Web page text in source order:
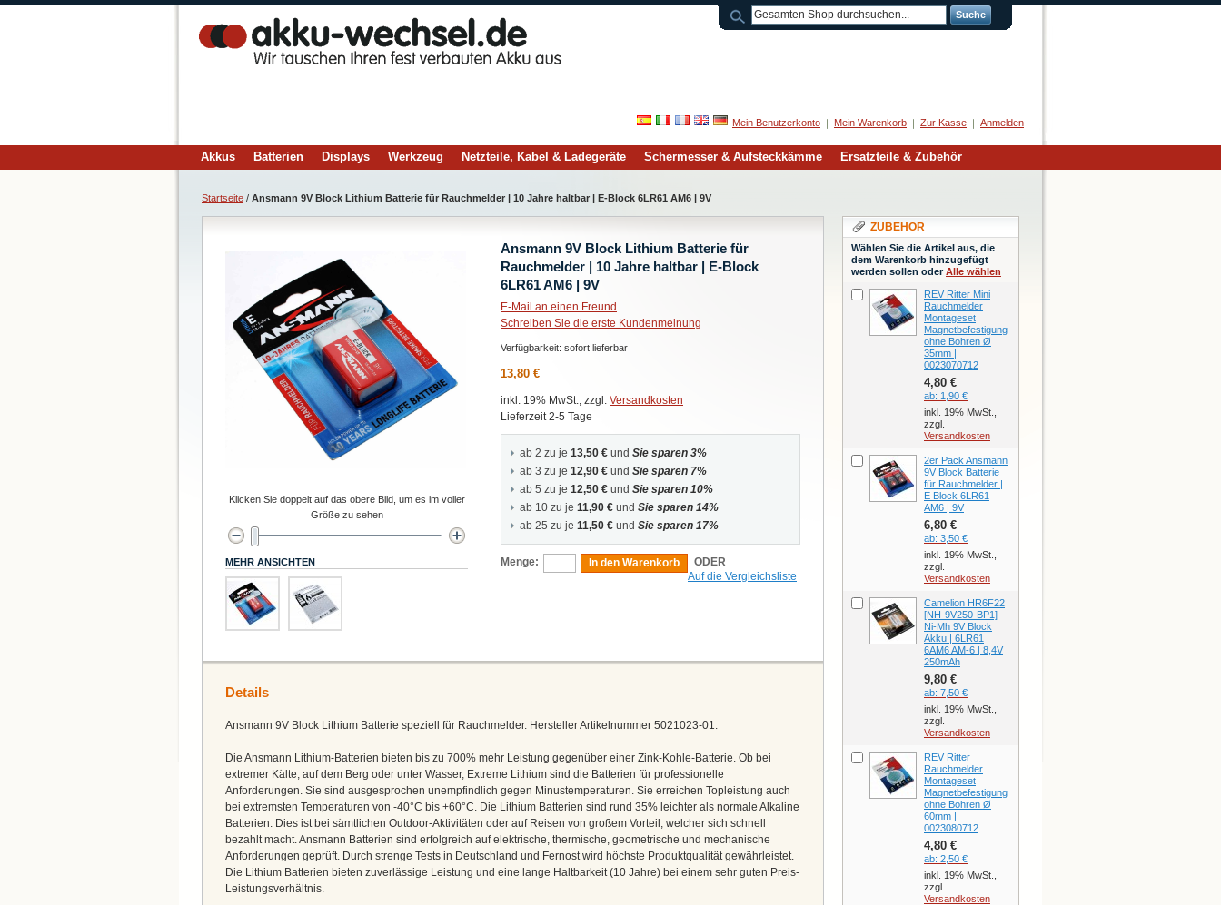
Suche
Mein Benutzerkonto Mein Warenkorb Zur Kasse Anmelden
Akkus Batterien Displays Werkzeug Netzteile, Kabel & Ladegeräte Schermesser & Aufsteckkämme Ersatzteile & Zubehör
Startseite / Ansmann 9V Block Lithium Batterie für Rauchmelder | 10 Jahre haltbar | E-Block 6LR61 AM6 | 9V
Ansmann 9V Block Lithium Batterie für
Rauchmelder | 10 Jahre haltbar | E-Block
6LR61 AM6 | 9V
E-Mail an einen Freund
Schreiben Sie die erste Kundenmeinung
Verfügbarkeit: sofort lieferbar
13,80 €
inkl. 19% MwSt., zzgl. Versandkosten
Lieferzeit 2-5 Tage
ab 2 zu je 13,50 € und Sie sparen 3%
ab 3 zu je 12,90 € und Sie sparen 7%
ab 5 zu je 12,50 € und Sie sparen 10%
ab 10 zu je 11,90 € und Sie sparen 14%
ab 25 zu je 11,50 € und Sie sparen 17%
Menge: In den Warenkorb
ODER
Auf die Vergleichsliste
Klicken Sie doppelt auf das obere Bild, um es im voller
Größe zu sehen
MEHR ANSICHTEN
Details
Ansmann 9V Block Lithium Batterie speziell für Rauchmelder. Hersteller Artikelnummer 5021023-01.
Die Ansmann Lithium-Batterien bieten bis zu 700% mehr Leistung gegenüber einer Zink-Kohle-Batterie. Ob bei
extremer Kälte, auf dem Berg oder unter Wasser, Extreme Lithium sind die Batterien für professionelle
Anforderungen. Sie sind ausgesprochen unempfindlich gegen Minustemperaturen. Sie erreichen Topleistung auch
bei extremsten Temperaturen von -40°C bis +60°C. Die Lithium Batterien sind rund 35% leichter als normale Alkaline
Batterien. Dies ist bei sämtlichen Outdoor-Aktivitäten oder auf Reisen von großem Vorteil, welcher sich schnell
bezahlt macht. Ansmann Batterien sind erfolgreich auf elektrische, thermische, geometrische und mechanische
Anforderungen geprüft. Durch strenge Tests in Deutschland und Fernost wird höchste Produktqualität gewährleistet.
Die Lithium Batterien bieten zuverlässige Leistung und eine lange Haltbarkeit (10 Jahre) bei einem sehr guten Preis-
Leistungsverhältnis.
ZUBEHÖR
Wählen Sie die Artikel aus, die
dem Warenkorb hinzugefügt
werden sollen oderAlle wählen
REV Ritter Mini
Rauchmelder
Montageset
Magnetbefestigung
ohne Bohren Ø
35mm |
0023070712
4,80 €
ab: 1,90 €
inkl. 19% MwSt.,
zzgl.
Versandkosten
2er Pack Ansmann
9V Block Batterie
für Rauchmelder |
E Block 6LR61
AM6 | 9V
6,80 €
ab: 3,50 €
inkl. 19% MwSt.,
zzgl.
Versandkosten
Camelion HR6F22
[NH-9V250-BP1]
Ni-Mh 9V Block
Akku | 6LR61
6AM6 AM-6 | 8,4V
250mAh
9,80 €
ab: 7,50 €
inkl. 19% MwSt.,
zzgl.
Versandkosten
REV Ritter
Rauchmelder
Montageset
Magnetbefestigung
ohne Bohren Ø
60mm |
0023080712
4,80 €
ab: 2,50 €
inkl. 19% MwSt.,
zzgl.
Versandkosten